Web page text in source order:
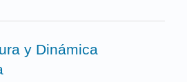
y Dinámica